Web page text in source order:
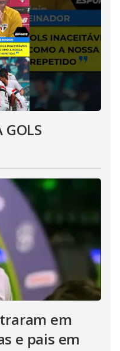
GOLS
em
e pais em